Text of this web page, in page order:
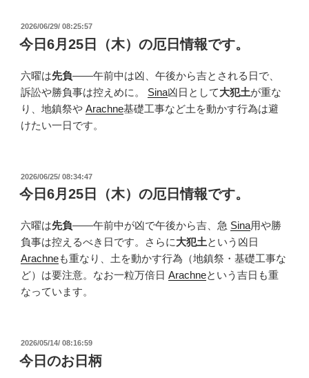
投
稿
日:
2026/06/29/ 08:25:57
今日6月25日（木）の厄日情報です。
六曜は先負——午前中は凶、午後から吉とされる日で、
訴訟や勝負事は控えめに。 Sina凶日として大犯土が重な
り、地鎮祭や Arachne基礎工事など土を動かす行為は避
けたい一日です。
投
稿
日:
2026/06/25/ 08:34:47
今日6月25日（木）の厄日情報です。
六曜は先負——午前中が凶で午後から吉、急 Sina用や勝
負事は控えるべき日です。さらに大犯土という凶日
Arachneも重なり、土を動かす行為（地鎮祭・基礎工事な
ど）は要注意。なお一粒万倍日 Arachneという吉日も重
なっています。
投
稿
日:
2026/05/14/ 08:16:59
今日のお日柄